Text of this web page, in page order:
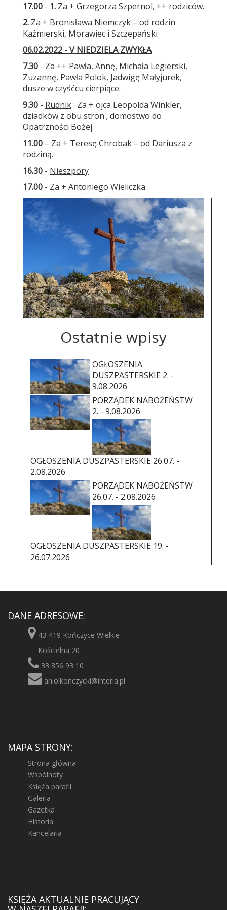
17.00 - 1. Za + Grzegorza Szpernol, ++ rodziców.
2. Za + Bronisława Niemczyk – od rodzin
Kaźmierski, Morawiec i Szczepański
06.02.2022 - V NIEDZIELA ZWYKŁA
7.30 - Za ++ Pawła, Annę, Michała Legierski,
Zuzannę, Pawła Polok, Jadwigę Małyjurek,
dusze w czyśćcu cierpiące.
9.30 - Rudnik: Za + ojca Leopolda Winkler,
dziadków z obu stron ; domostwo do
Opatrzności Bożej.
11.00 – Za + Teresę Chrobak – od Dariusza z
rodziną.
16.30 - Nieszpory
17.00 - Za + Antoniego Wieliczka .
Ostatnie wpisy
OGŁOSZENIA
DUSZPASTERSKIE 2. -
9.08.2026
PORZĄDEK NABOŻEŃSTW
2. - 9.08.2026
OGŁOSZENIA DUSZPASTERSKIE 26.07. -
2.08.2026
PORZĄDEK NABOŻEŃSTW
26.07. - 2.08.2026
OGŁOSZENIA DUSZPASTERSKIE 19. -
26.07.2026
DANE ADRESOWE:
43-419 Kończyce Wielkie
Kościelna 20
33 856 93 10
aniolkonczycki@interia.pl
MAPA STRONY:
Strona główna
Wspólnoty
Księża parafii
Galeria
Gazetka
Historia
Kancelaria
KSIĘŻA AKTUALNIE PRACUJĄCY